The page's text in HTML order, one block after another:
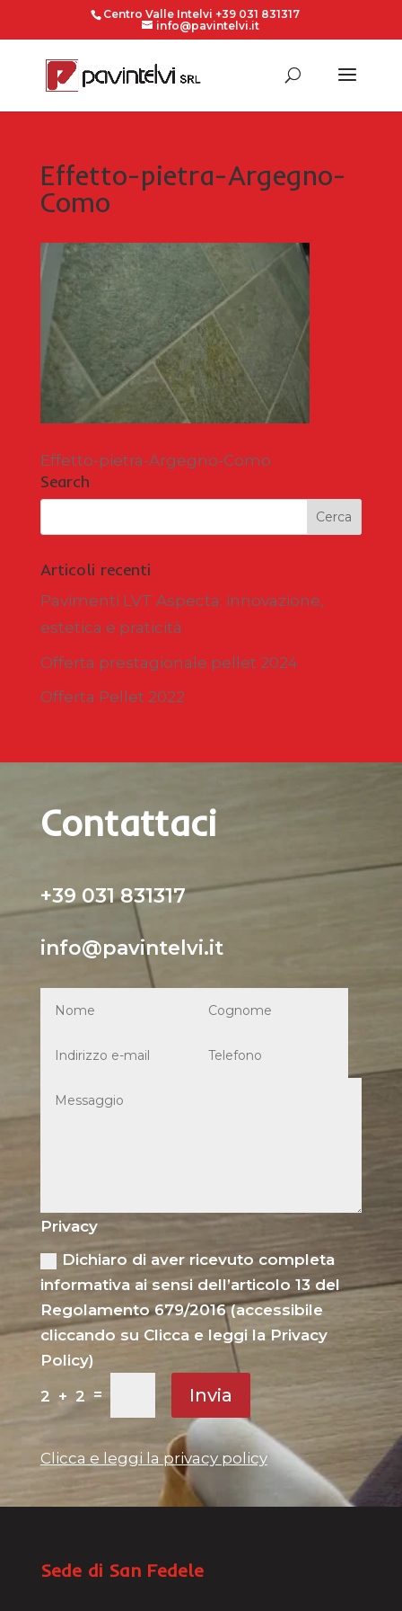
Centro Valle Intelvi +39 031 831317
info@pavintelvi.it
Effetto-pietra-Argegno-
Como
Effetto-pietra-Argegno-Como
Search
Articoli recenti
Pavimenti LVT Aspecta: innovazione,
estetica e praticità
Offerta prestagionale pellet 2024
Offerta Pellet 2022
Contattaci
+39 031 831317
info@pavintelvi.it
Privacy
Dichiaro di aver ricevuto completa
informativa ai sensi dell’articolo 13 del
Regolamento 679/2016 (accessibile
cliccando su Clicca e leggi la Privacy
Policy)
2 + 2 = Invia
Clicca e leggi la privacy policy
Sede di San Fedele